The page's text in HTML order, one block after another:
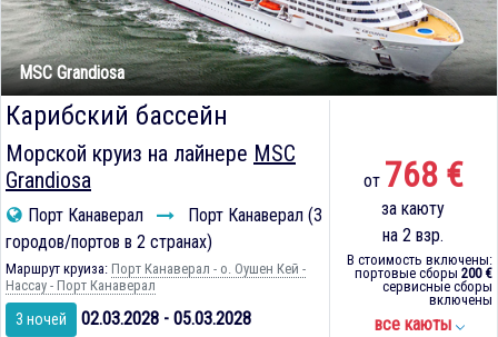
MSC Grandiosa
Карибский бассейн
Морской круиз на лайнере MSC
Grandiosa
Порт Канаверал
Порт Канаверал (3
городов/портов в 2 странах)
Маршрут круиза: Порт Канаверал - о. Оушен Кей -
Нассау - Порт Канаверал
3 ночей 02.03.2028 - 05.03.2028
от 768 €
за каюту
на 2 взр.
В стоимость включены:
портовые сборы 200 €
сервисные сборы
включены
все каюты